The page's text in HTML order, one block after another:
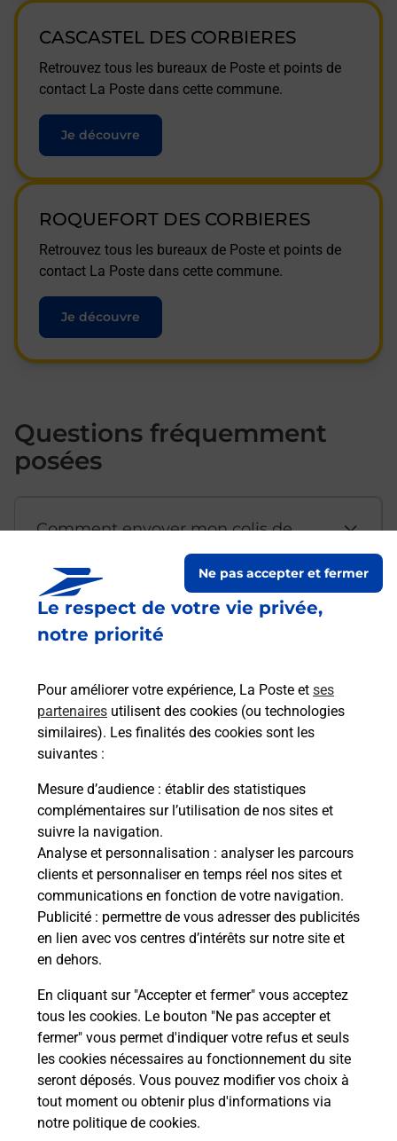
Le respect de votre vie privée,
notre priorité
Pour améliorer votre expérience, La Poste et ses
partenaires utilisent des cookies (ou technologies
similaires). Les finalités des cookies sont les
suivantes :
Mesure d’audience : établir des statistiques
complémentaires sur l’utilisation de nos sites et
suivre la navigation.
Analyse et personnalisation : analyser les parcours
clients et personnaliser en temps réel nos sites et
communications en fonction de votre navigation.
Publicité : permettre de vous adresser des publicités
en lien avec vos centres d’intérêts sur notre site et
en dehors.
En cliquant sur "Accepter et fermer" vous acceptez
tous les cookies. Le bouton "Ne pas accepter et
fermer" vous permet d'indiquer votre refus et seuls
les cookies nécessaires au fonctionnement du site
seront déposés. Vous pouvez modifier vos choix à
tout moment ou obtenir plus d'informations via
notre politique de cookies.
Ne pas accepter et fermer
CASCASTEL DES CORBIERES
Retrouvez tous les bureaux de Poste et points de
contact La Poste dans cette commune.
Je découvre
ROQUEFORT DES CORBIERES
Retrouvez tous les bureaux de Poste et points de
contact La Poste dans cette commune.
Je découvre
Questions fréquemment
posées
Comment envoyer mon colis de
Est-il possible d’acheter un
emballage directement depuis un
Comment demander une
modification de livraison ?
Comment La Poste participe-t-elle
à votre sécurité au quotidien ?
Puis-je passer mon code de la route
avec La Poste et sous quelles
conditions ?
Localiser Liste Aude ST JEAN DE BARROU